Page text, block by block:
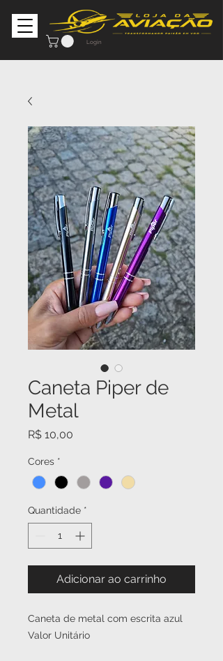
Login
Caneta Piper de
Metal
R$ 10,00
Cores *
Quantidade *
Adicionar ao carrinho
Caneta de metal com escrita azul
Valor Unitário